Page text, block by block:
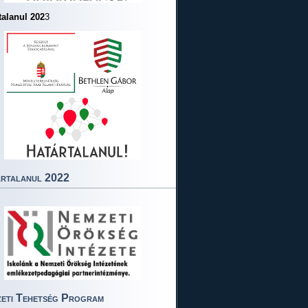
2023
2022
Tehetség Program